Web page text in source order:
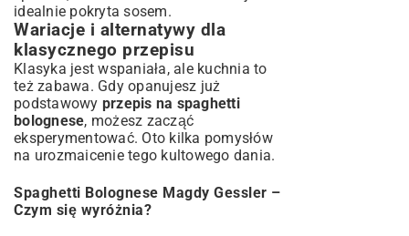
idealnie pokryta sosem.
Wariacje i alternatywy dla
klasycznego przepisu
Klasyka jest wspaniała, ale kuchnia to
też zabawa. Gdy opanujesz już
podstawowy przepis na spaghetti
bolognese, możesz zacząć
eksperymentować. Oto kilka pomysłów
na urozmaicenie tego kultowego dania.
Spaghetti Bolognese Magdy Gessler –
Czym się wyróżnia?